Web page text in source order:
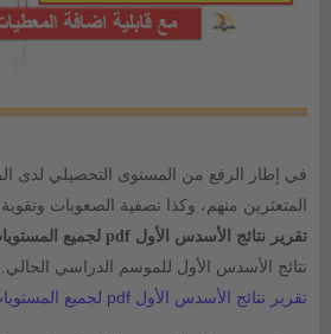
في إطار الرفع من المستوى التحصيلي لدى
المتعثرين منهم، وكذا تصفية الصعوبات
تقرير نتائج الأسدس الأول pdf لجميع المستويات مع خطة الدعم
نتائج الأسدس الأول للموسم الدراسي الحالي.
تقرير نتائج الأسدس الأول pdf لجميع المستويات مع خطة الدعم: